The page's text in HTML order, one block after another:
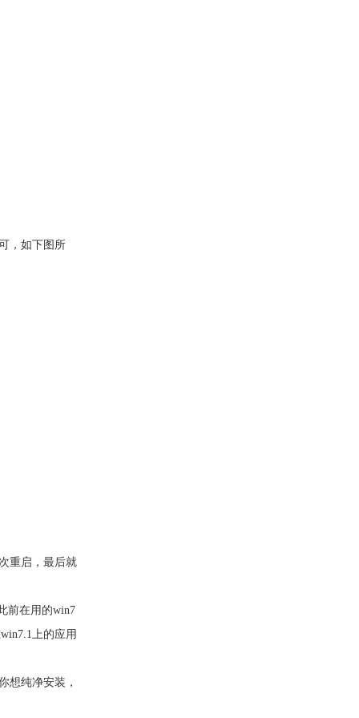
，如下图所
重启，最后就
前在用的win7
上的应用
想纯净安装，